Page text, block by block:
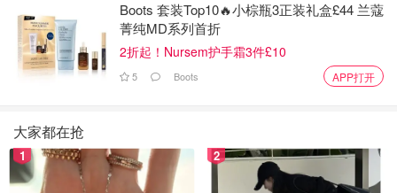
4️⃣放好排骨后，铺上土豆块，再把剩下的蒸肉粉酱均匀淋上
土豆
5️⃣视排骨多寡蒸个30-40分钟，蒸完小心的将整盘排骨与土
了！
6️⃣撒上葱花装饰，不要太可口😋
Boots 套装Top10🔥小棕瓶3正装礼盒£44 兰蔻
菁纯MD系列首折
2折起！Nursem护手霜3件£10
5 Boots APP打开
大家都在抢
1 2